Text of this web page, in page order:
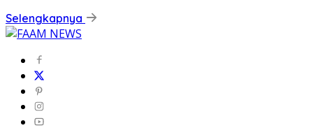
Selengkapnya